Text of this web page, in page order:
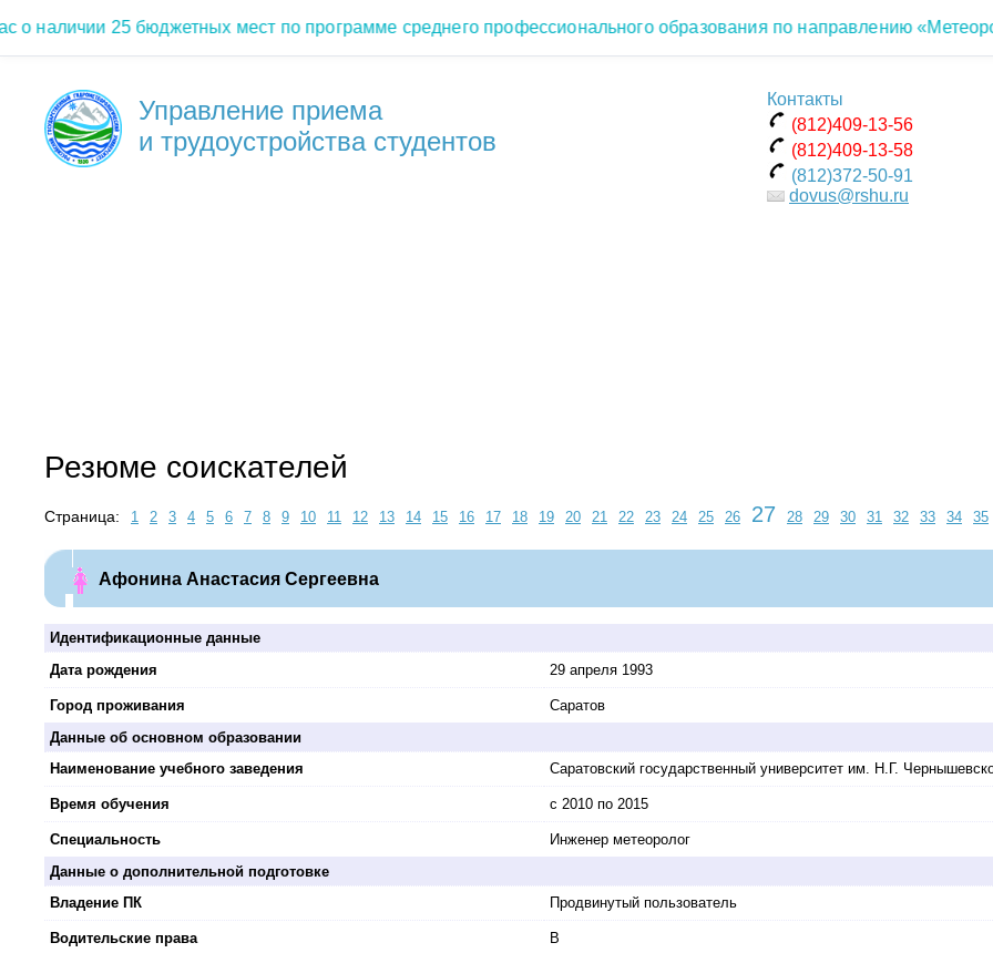
25 бюджетных мест по программе среднего профессионального образования по направлению
Управление приема
и трудоустройства студентов
Контакты
(812)409-13-56
(812)409-13-58
(812)372-50-91
dovus@rshu.ru
Резюме соискателей
Страница: 1 2 3 4 5 6 7 8 9 10 11 12 13 14 15 16 17 18 19 20 21 22 23 24 25 26 27 28 29 30 31 32 33 34 35
Афонина Анастасия Сергеевна
Идентификационные данные
Дата рождения
29 апреля 1993
Город проживания
Саратов
Данные об основном образовании
Наименование учебного заведения
Саратовский государственный университет им. Н.Г.
Время обучения с 2010 по 2015
Специальность
Инженер метеоролог
Данные о дополнительной подготовке
Владение ПК
Продвинутый пользователь
Водительские права B